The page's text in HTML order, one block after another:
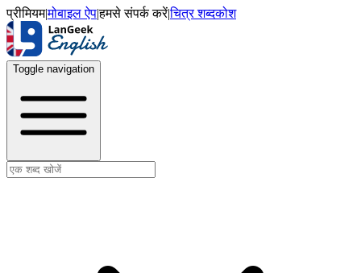
प्रीमियम|मोबाइल ऐप|हमसे संपर्क करें|चित्र शब्दकोश
Toggle navigation